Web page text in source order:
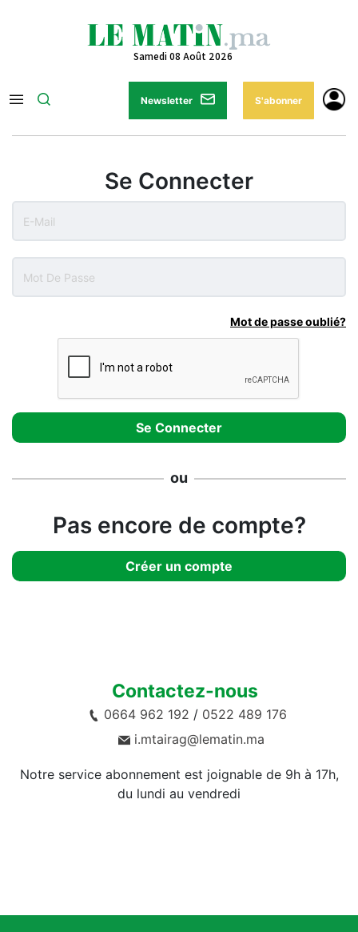
Samedi 08 Août 2026
Newsletter S'abonner
Se Connecter
Mot de passe oublié?
ou
Pas encore de compte?
Créer un compte
Contactez-nous
0664 962 192 / 0522 489 176
i.mtairag@lematin.ma
Notre service abonnement est joignable de 9h à 17h,
du lundi au vendredi